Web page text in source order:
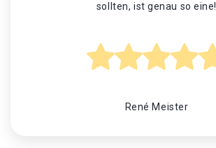
sollten, ist genau so eine!
René Meister